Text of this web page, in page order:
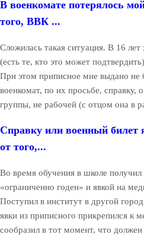
В военкомате потерялось
того, ВВК ...
Сложилась такая ситуация. В 16
(есть те, кто это может
При этом приписное мне выдано не
военкомат, по их просьбе, справку,
группы, не рабочей (с отцом она в
Справку или военный билет
от того,...
Во время обучения в школе получил
«ограниченно годен» и явкой на
Поступил в институт в другой
явки из приписного прикрепился к
сообразил в тот момент, что